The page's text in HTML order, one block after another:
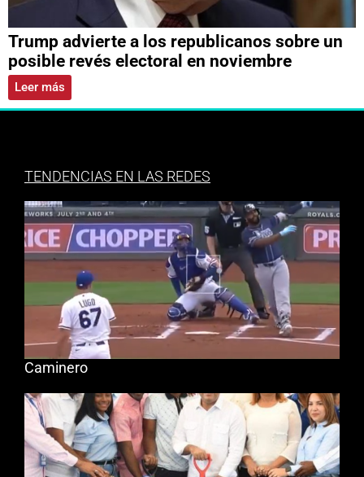
Trump advierte a los republicanos sobre un
posible revés electoral en noviembre
Leer más
TENDENCIAS EN LAS REDES
Caminero